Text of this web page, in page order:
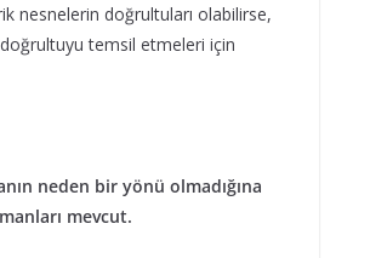
nesnelerin doğrultuları olabilirse,
temsil etmeleri için
neden bir yönü olmadığına
mevcut.